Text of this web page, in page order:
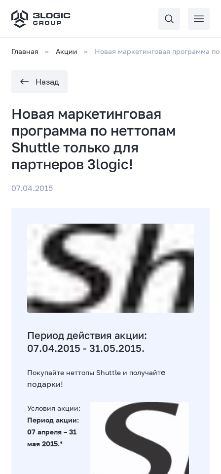
Главная Акции Новая маркетинговая программа
Назад
Новая маркетинговая
программа по неттопам
Shuttle только для
партнеров 3logic!
07.04.2015
Период действия акции:
07.04.2015 - 31.05.2015.
Покупайте неттопы Shuttle и получайте
подарки!
Условия акции:
Период акции:
07 апреля – 31
мая 2015.*